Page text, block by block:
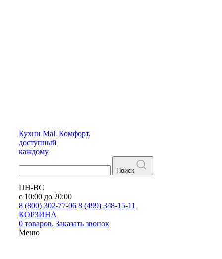
Кухни Mall Комфорт,
доступный
каждому
Поиск
ПН-ВС
с 10:00 до 20:00
8 (800) 302-77-06 8 (499) 348-15-11
КОРЗИНА
0 товаров. Заказать звонок
Меню